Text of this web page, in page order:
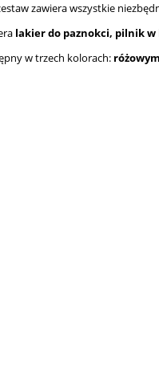
zawiera wszystkie
lakier do paznokci, pilnik
w trzech kolorach: